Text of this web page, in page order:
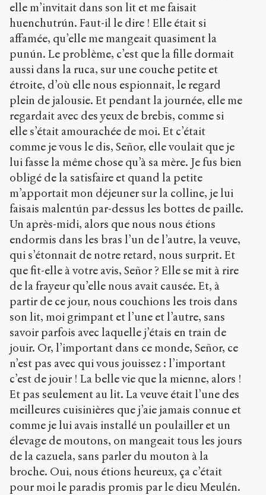
elle m’invitait dans son lit et me faisait
huenchutrún. Faut-il le dire ! Elle était si
affamée, qu’elle me mangeait quasiment la
punún. Le problème, c’est que la fille dormait
aussi dans la ruca, sur une couche petite et
étroite, d’où elle nous espionnait, le regard
plein de jalousie. Et pendant la journée, elle me
regardait avec des yeux de brebis, comme si
elle s’était amourachée de moi. Et c’était
comme je vous le dis, Señor, elle voulait que je
lui fasse la même chose qu’à sa mère. Je fus bien
obligé de la satisfaire et quand la petite
m’apportait mon déjeuner sur la colline, je lui
faisais malentún par-dessus les bottes de paille.
Un après-midi, alors que nous nous étions
endormis dans les bras l’un de l’autre, la veuve,
qui s’étonnait de notre retard, nous surprit. Et
que fit-elle à votre avis, Señor ? Elle se mit à rire
de la frayeur qu’elle nous avait causée. Et, à
partir de ce jour, nous couchions les trois dans
son lit, moi grimpant et l’une et l’autre, sans
savoir parfois avec laquelle j’étais en train de
jouir. Or, l’important dans ce monde, Señor, ce
n’est pas avec qui vous jouissez : l’important
c’est de jouir ! La belle vie que la mienne, alors !
Et pas seulement au lit. La veuve était l’une des
meilleures cuisinières que j’aie jamais connue et
comme je lui avais installé un poulailler et un
élevage de moutons, on mangeait tous les jours
de la cazuela, sans parler du mouton à la
broche. Oui, nous étions heureux, ça c’était
pour moi le paradis promis par le dieu Meulén.